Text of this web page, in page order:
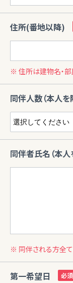
住所(番地以降)
※ 住所は建物名・
同伴人数（本人を
同伴者氏名（本人
※ 同伴される方全
第一希望日